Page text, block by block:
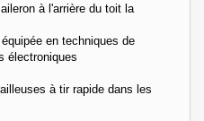
à l'arrière du toit la
en techniques de
électroniques
à tir rapide dans les